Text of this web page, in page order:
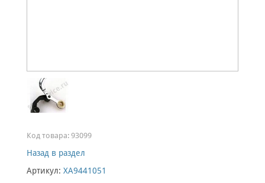
Код товара: 93099
Назад в раздел
Артикул: XA9441051